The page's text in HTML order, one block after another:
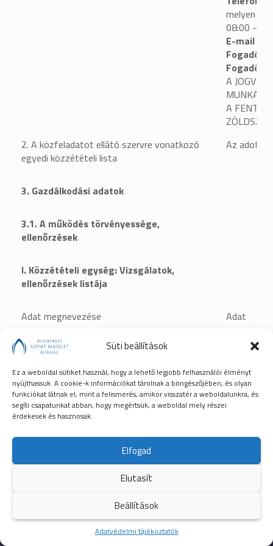
Süti beállítások
Ez a weboldal sütiket használ, hogy a lehető legjobb felhasználói élményt
nyújthassuk. A cookie-k információkat tárolnak a böngészőjében, és olyan
funkciókat látnak el, mint a felismerés, amikor visszatér a weboldalunkra, és
segíti csapatunkat abban, hogy megértsük, a weboldal mely részei
érdekesek és hasznosak.
Elfogad
Elutasít
Beállítások
Adatvédelmi tájékoztatók
Kezdőoldal
melyen
08:00 –
E-mail
A
A FENTI
2. A közfeladatot ellátó szervre vonatkozó
egyedi közzétételi lista
Az adott
3. Gazdálkodási adatok
3.1. A működés törvényessége,
ellenőrzések
I. Közzétételi egység: Vizsgálatok,
ellenőrzések listája
Adat megnevezése Adat
1. A közfeladatot ellátó szervnél végzett
alaptevékenységgel kapcsolatos - nyilvános
megállapításokat tartalmazó - vizsgálatok,
ellenőrzések felsorolása
Számvevőszék ellenőrzései
1. Az Állami Számvevőszék ellenőrzéseinek
nyilvános megállapításai